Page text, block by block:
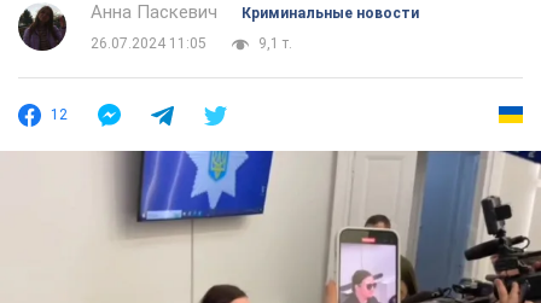
Анна Паскевич
Криминальные новости
26.07.2024 11:05
9,1 т.
12